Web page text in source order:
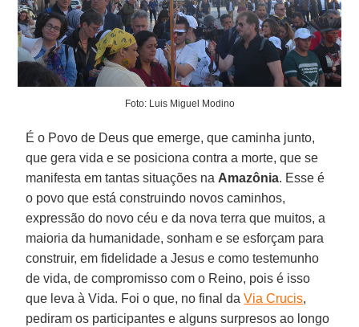
Foto: Luis Miguel Modino
É o Povo de Deus que emerge, que caminha junto,
que gera vida e se posiciona contra a morte, que se
manifesta em tantas situações na Amazônia. Esse é
o povo que está construindo novos caminhos,
expressão do novo céu e da nova terra que muitos, a
maioria da humanidade, sonham e se esforçam para
construir, em fidelidade a Jesus e como testemunho
de vida, de compromisso com o Reino, pois é isso
que leva à Vida. Foi o que, no final daVia Crucis,
pediram os participantes e alguns surpresos ao longo